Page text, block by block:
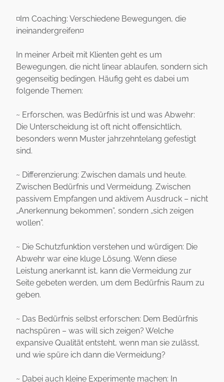
◽️Im Coaching: Verschiedene Bewegungen, die
ineinandergreifen◽️
In meiner Arbeit mit Klienten geht es um
Bewegungen, die nicht linear ablaufen, sondern sich
gegenseitig bedingen. Häufig geht es dabei um
folgende Themen:
~ Erforschen, was Bedürfnis ist und was Abwehr:
Die Unterscheidung ist oft nicht offensichtlich,
besonders wenn Muster jahrzehntelang gefestigt
sind.
~ Differenzierung: Zwischen damals und heute.
Zwischen Bedürfnis und Vermeidung. Zwischen
passivem Empfangen und aktivem Ausdruck – nicht
„Anerkennung bekommen”, sondern „sich zeigen
wollen”.
~ Die Schutzfunktion verstehen und würdigen: Die
Abwehr war eine kluge Lösung. Wenn diese
Leistung anerkannt ist, kann die Vermeidung zur
Seite gebeten werden, um dem Bedürfnis Raum zu
geben.
~ Das Bedürfnis selbst erforschen: Dem Bedürfnis
nachspüren – was will sich zeigen? Welche
expansive Qualität entsteht, wenn man sie zulässt,
und wie spüre ich dann die Vermeidung?
~ Dabei auch kleine Experimente machen: In